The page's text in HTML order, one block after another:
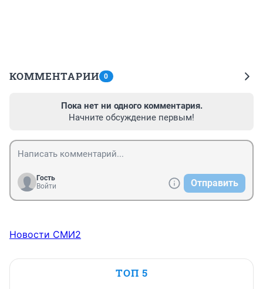
КОММЕНТАРИИ 0
Пока нет ни одного комментария.
Начните обсуждение первым!
Гость
Войти
Отправить
Новости СМИ2
ТОП 5